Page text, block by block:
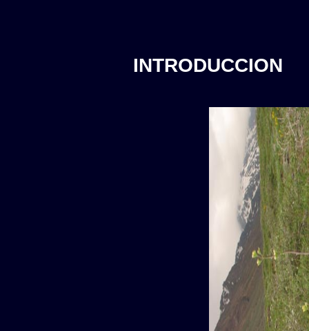
INTRODUCCION